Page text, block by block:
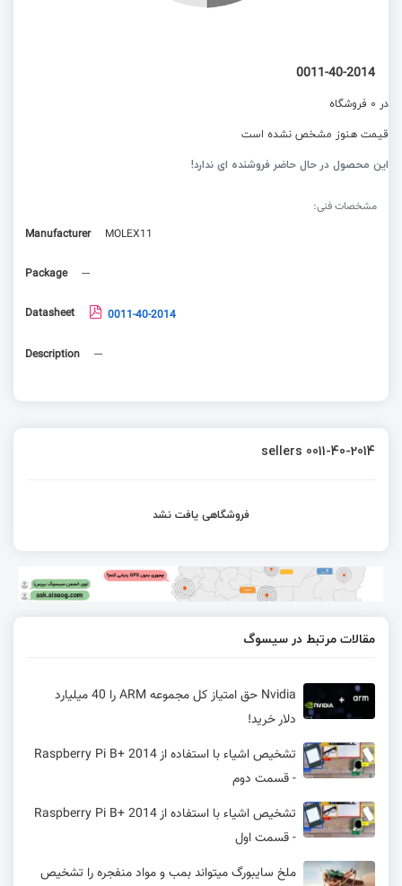
0011-40-2014
در 0 فروشگاه
قیمت هنوز مشخص نشده است
این محصول در حال حاضر فروشنده ای ندارد!
مشخصات فنی:
Manufacturer
MOLEX11
Package ---
Datasheet 0011-40-2014
Description ---
sellers 0011-40-2014
فروشگاهی یافت نشد
مقالات مرتبط در سیسوگ
Nvidia حق امتیاز کل مجموعه ARM را 40 میلیارد
دلار خرید!
تشخیص اشیاء با استفاده از Raspberry Pi B+ 2014
- قسمت دوم
تشخیص اشیاء با استفاده از Raspberry Pi B+ 2014
- قسمت اول
ملخ سایبورگ میتواند بمب و مواد منفجره را تشخیص